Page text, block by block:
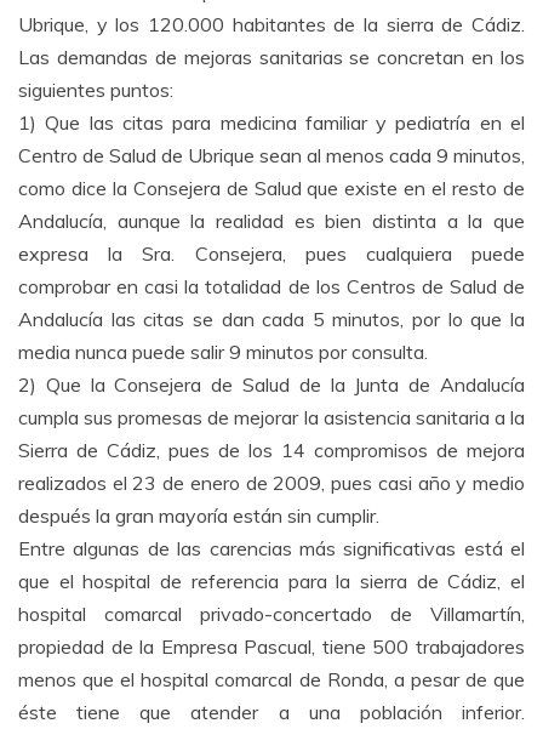
Ubrique, y los 120.000 habitantes de la sierra de Cádiz.
Las demandas de mejoras sanitarias se concretan en los
siguientes puntos:
1) Que las citas para medicina familiar y pediatría en el
Centro de Salud de Ubrique sean al menos cada 9 minutos,
como dice la Consejera de Salud que existe en el resto de
Andalucía, aunque la realidad es bien distinta a la que
expresa la Sra. Consejera, pues cualquiera puede
comprobar en casi la totalidad de los Centros de Salud de
Andalucía las citas se dan cada 5 minutos, por lo que la
media nunca puede salir 9 minutos por consulta.
2) Que la Consejera de Salud de la Junta de Andalucía
cumpla sus promesas de mejorar la asistencia sanitaria a la
Sierra de Cádiz, pues de los 14 compromisos de mejora
realizados el 23 de enero de 2009, pues casi año y medio
después la gran mayoría están sin cumplir.
Entre algunas de las carencias más significativas está el
que el hospital de referencia para la sierra de Cádiz, el
hospital comarcal privado-concertado de Villamartín,
propiedad de la Empresa Pascual, tiene 500 trabajadores
menos que el hospital comarcal de Ronda, a pesar de que
éste tiene que atender a una población inferior.